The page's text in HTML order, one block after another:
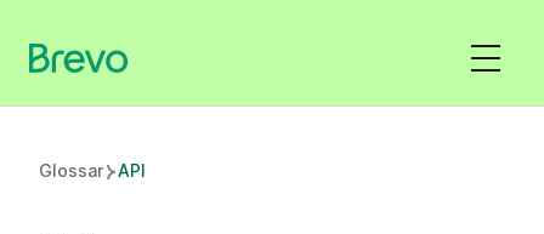
Glossar API